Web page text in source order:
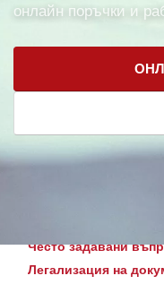
онлайн поръчки и
Често задавани
Легализация на